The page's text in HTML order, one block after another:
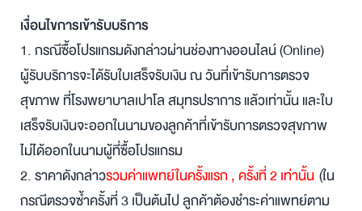
เงื่อนไขการเข้ารับบริการ
1. กรณีซื้อโปรแกรมดังกล่าวผ่านช่องทางออนไลน์ (Online)
ผู้รับบริการจะได้รับใบเสร็จรับเงิน ณ วันที่เข้ารับการตรวจ
สุขภาพ ที่โรงพยาบาลเปาโล สมุทรปราการ แล้วเท่านั้น และใบ
เสร็จรับเงินจะออกในนามของลูกค้าที่เข้ารับการตรวจสุขภาพ
ไม่ได้ออกในนามผู้ที่ซื้อโปรแกรม
2. ราคาดังกล่าวรวมค่าแพทย์ในครั้งแรก , ครั้งที่ 2 เท่านั้น (ใน
กรณีตรวจซ้ำครั้งที่ 3 เป็นต้นไป ลูกค้าต้องชำระค่าแพทย์ตาม